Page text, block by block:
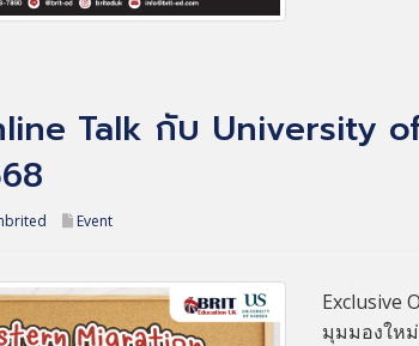
Talk กับ University
Event
Exclusive
มุมมองให